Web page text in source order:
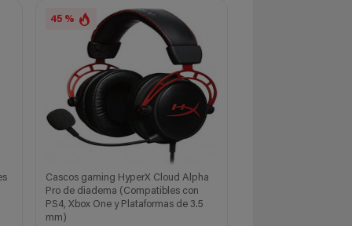
45 %
Cascos gaming HyperX Cloud Alpha
Pro de diadema (Compatibles con
PS4, Xbox One y Plataformas de 3.5
mm)